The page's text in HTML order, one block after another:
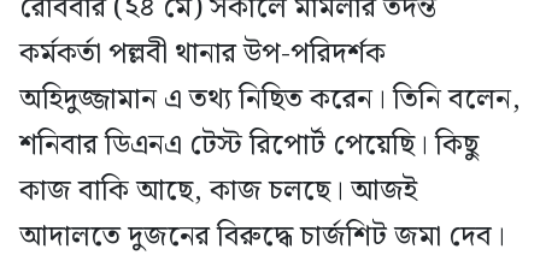
কর্মকর্তা পল্লবী থানার উপ-পরিদর্শক
অহিদুজ্জামান এ তথ্য নিছিত করেন। তিনি বলেন,
শনিবার ডিএনএ টেস্ট রিপোর্ট পেয়েছি। কিছু
কাজ বাকি আছে, কাজ চলছে। আজই
আদালতে দুজনের বিরুদ্ধে চার্জশিট জমা দেব।